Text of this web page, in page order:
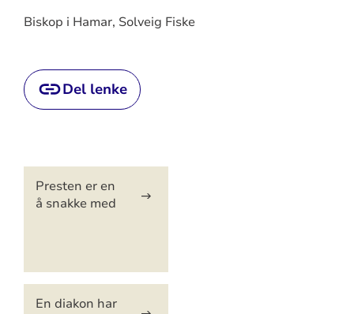
Biskop i Hamar, Solveig Fiske
Del lenke
Artikkelsnarveger
Presten er en
å snakke med
En diakon har